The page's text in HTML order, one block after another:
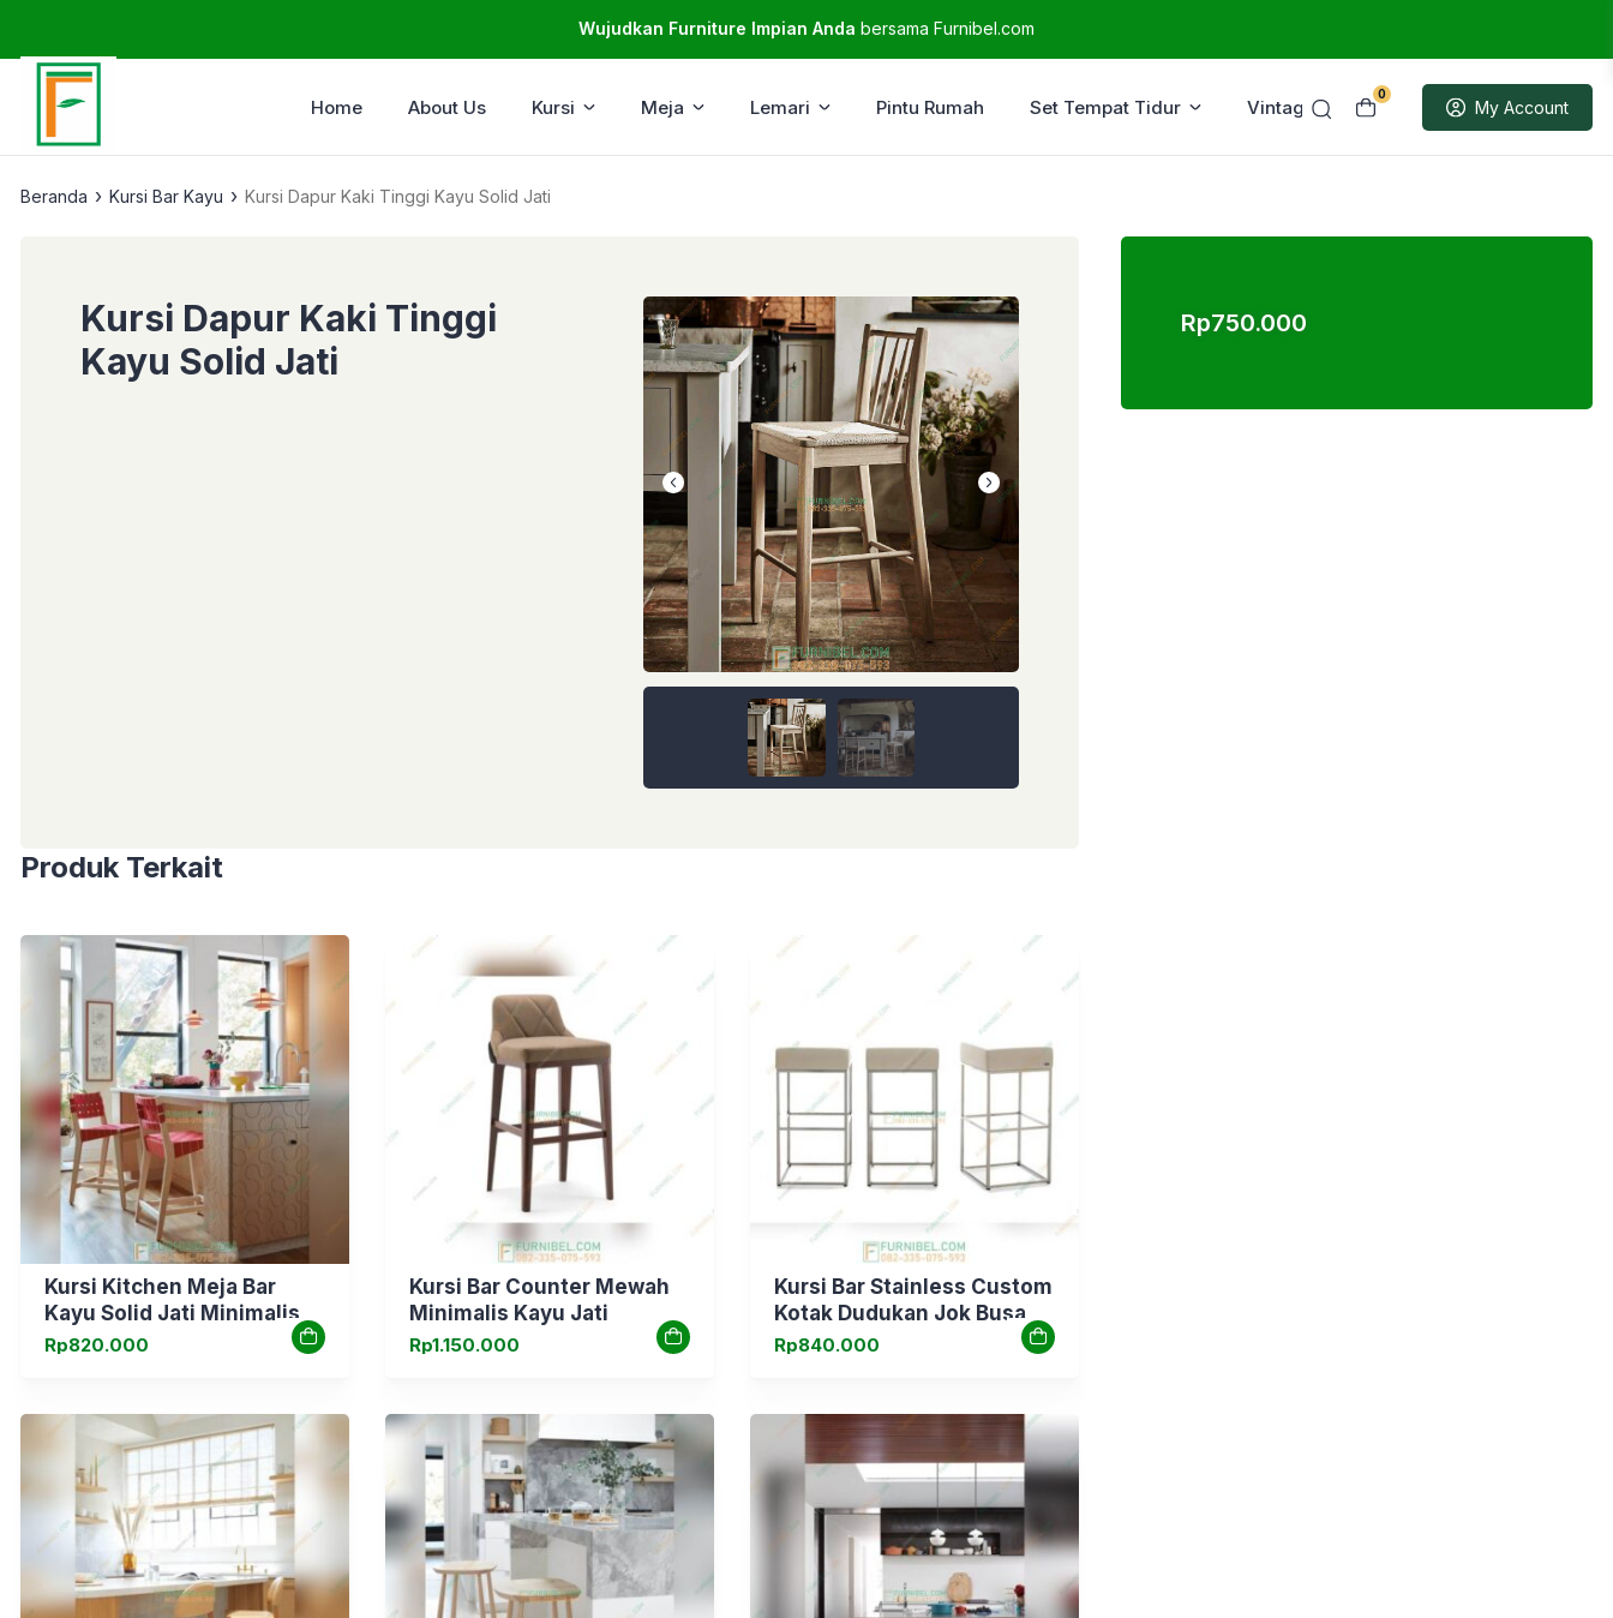
Wujudkan Furniture Impian Anda bersama Furnibel.com
0
My Account
Home About Us Kursi Meja Lemari Pintu Rumah Set Tempat Tidur Vintage Sample
Beranda › Kursi Bar Kayu › Kursi Dapur Kaki Tinggi Kayu Solid Jati
Kursi Dapur Kaki Tinggi
Kayu Solid Jati
Produk Terkait
Kursi Kitchen Meja Bar
Kayu Solid Jati Minimalis
Rp820.000
Kursi Bar Counter Mewah
Minimalis Kayu Jati
Rp1.150.000
Kursi Bar Stainless Custom
Kotak Dudukan Jok Busa
Rp840.000
Rp750.000